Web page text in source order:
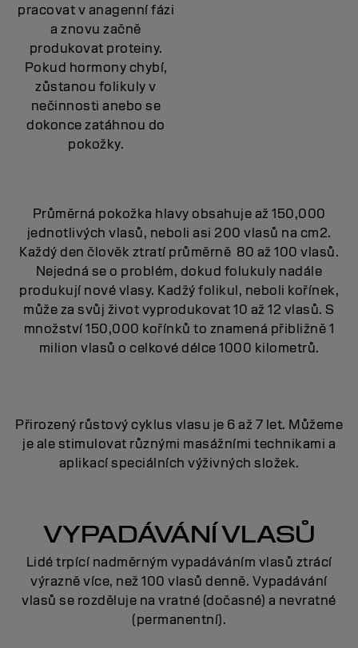
pracovat v anagenní fázi
a znovu začně
produkovat proteiny.
Pokud hormony chybí,
zůstanou folikuly v
nečinnosti anebo se
dokonce zatáhnou do
pokožky.
Průměrná pokožka hlavy obsahuje až 150,000
jednotlivých vlasů, neboli asi 200 vlasů na cm2.
Každý den člověk ztratí průměrně 80 až 100 vlasů.
Nejedná se o problém, dokud folukuly nadále
produkují nové vlasy. Kadžý folikul, neboli kořínek,
může za svůj život vyprodukovat 10 až 12 vlasů. S
množství 150,000 kořínků to znamená přibližně 1
milion vlasů o celkové délce 1000 kilometrů.
Přirozený růstový cyklus vlasu je 6 až 7 let. Můžeme
je ale stimulovat různými masážními technikami a
aplikací speciálních výživných složek.
VYPADÁVÁNÍ VLASŮ
Lidé trpící nadměrným vypadáváním vlasů ztrácí
výrazně více, než 100 vlasů denně. Vypadávání
vlasů se rozděluje na vratné (dočasné) a nevratné
(permanentní).